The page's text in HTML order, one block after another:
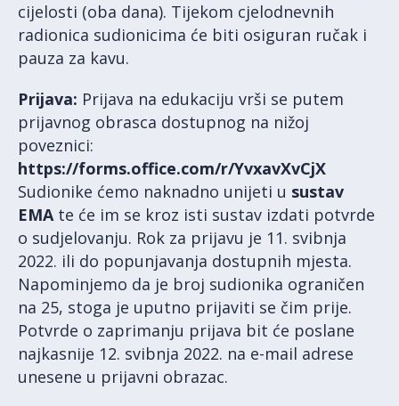
cijelosti (oba dana). Tijekom cjelodnevnih
radionica sudionicima će biti osiguran ručak i
pauza za kavu.
Prijava: Prijava na edukaciju vrši se putem
prijavnog obrasca dostupnog na nižoj
poveznici:
https://forms.office.com/r/YvxavXvCjX
Sudionike ćemo naknadno unijeti u sustav
EMAte će im se kroz isti sustav izdati potvrde
o sudjelovanju. Rok za prijavu je 11. svibnja
2022. ili do popunjavanja dostupnih mjesta.
Napominjemo da je broj sudionika ograničen
na 25, stoga je uputno prijaviti se čim prije.
Potvrde o zaprimanju prijava bit će poslane
najkasnije 12. svibnja 2022. na e-mail adrese
unesene u prijavni obrazac.